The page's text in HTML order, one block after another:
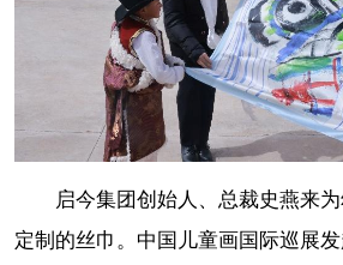
启今集团创始人、总裁史燕来
定制的丝巾。中国儿童画国际巡展